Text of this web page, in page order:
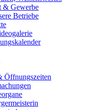
& Gewerbe
Betriebe
Öffnungszeiten